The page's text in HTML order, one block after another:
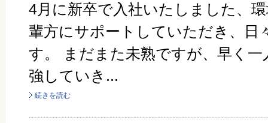
4月に新卒で入社いたしました、
輩方にサポートしていただき、日
す。 まだまた未熟ですが、早く
強していき...
続きを読む